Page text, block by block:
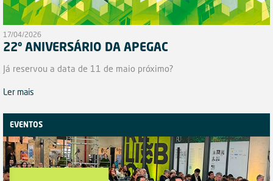
17/04/2026
22º ANIVERSÁRIO DA APEGAC
Já reservou a data de 11 de maio próximo?
Ler mais
EVENTOS